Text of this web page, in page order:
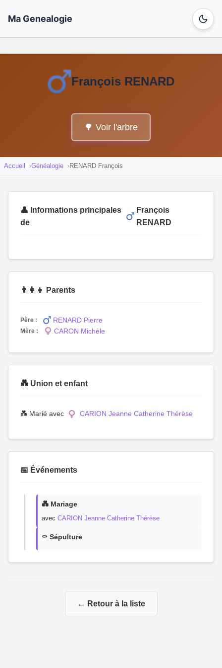
Ma Genealogie
François RENARD
🌳 Voir l'arbre
Accueil Généalogie RENARD François
👤 Informations principales
de
François
RENARD
👨‍👩‍👧 Parents
Père : RENARD Pierre
Mère : CARON Michèle
💑 Union et enfant
💑 Marié avec CARION Jeanne Catherine Thérèse
📅 Événements
💑 Mariage
avec CARION Jeanne Catherine Thérèse
⚰️ Sépulture
← Retour à la liste